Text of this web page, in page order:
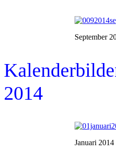
September
2014
Januari 2014